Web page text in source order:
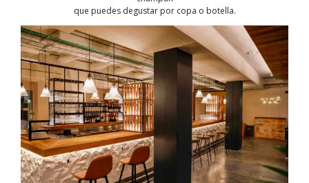
que puedes degustar por copa o botella.